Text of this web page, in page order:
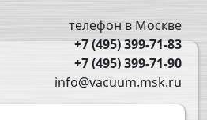
телефон в Москве
+7 (495) 399-71-83
+7 (495) 399-71-90
info@vacuum.msk.ru